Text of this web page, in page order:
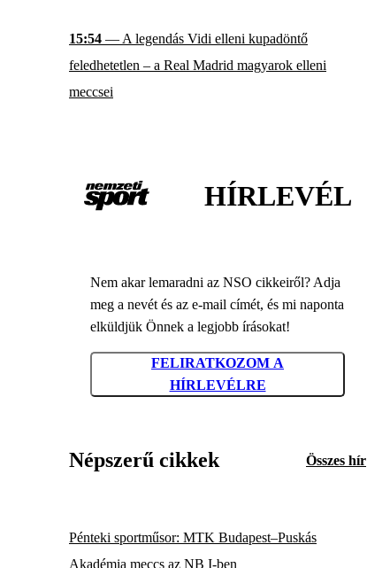
15:54 — A legendás Vidi elleni kupadöntő
feledhetetlen – a Real Madrid magyarok elleni
meccsei
HÍRLEVÉL
Nem akar lemaradni az NSO cikkeiről? Adja
meg a nevét és az e-mail címét, és mi naponta
elküldjük Önnek a legjobb írásokat!
FELIRATKOZOM A
HÍRLEVÉLRE
Népszerű cikkek Összes hír
Pénteki sportműsor: MTK Budapest–Puskás
Akadémia meccs az NB I-ben